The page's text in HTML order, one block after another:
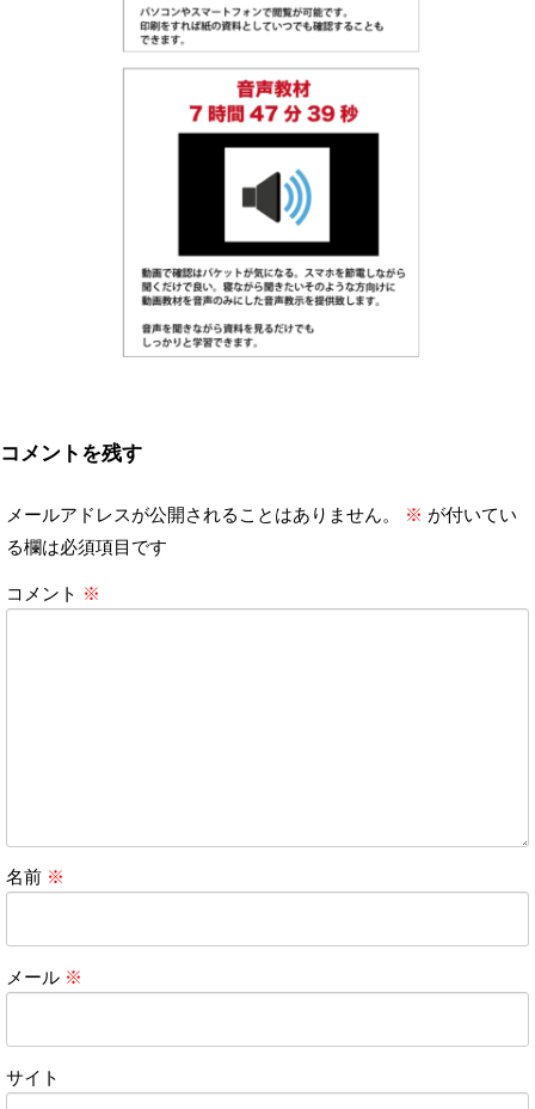
コメントを残す
メールアドレスが公開されることはありません。 ※ が付いてい
る欄は必須項目です
コメント ※
名前 ※
メール ※
サイト